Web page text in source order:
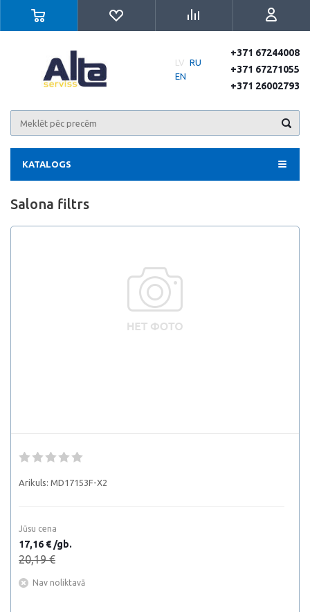
LV RU
EN
+371 67244008
+371 67271055
+371 26002793
KATALOGS
Salona filtrs
Arikuls: MD17153F-X2
Jūsu cena
17,16 € /gb.
20,19 €
Nav noliktavā